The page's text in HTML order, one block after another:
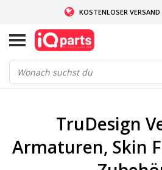
KOSTENLOSER
WENN AUF LAGER: VOR 14:00 UHR
WELTWEITE
TruDesign
Armaturen, Skin